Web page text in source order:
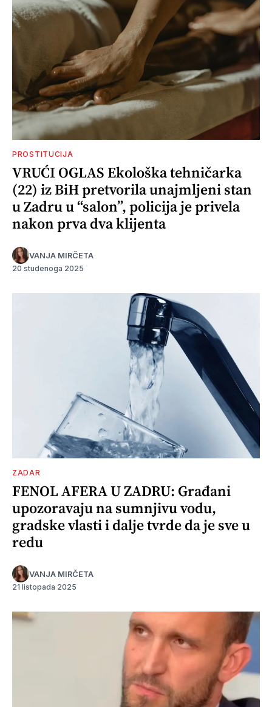
PROSTITUCIJA
VRUĆI OGLAS Ekološka tehničarka
(22) iz BiH pretvorila unajmljeni stan
u Zadru u “salon”, policija je privela
nakon prva dva klijenta
VANJA MIRČETA
20 studenoga 2025
ZADAR
FENOL AFERA U ZADRU: Građani
upozoravaju na sumnjivu vodu,
gradske vlasti i dalje tvrde da je sve u
redu
VANJA MIRČETA
21 listopada 2025